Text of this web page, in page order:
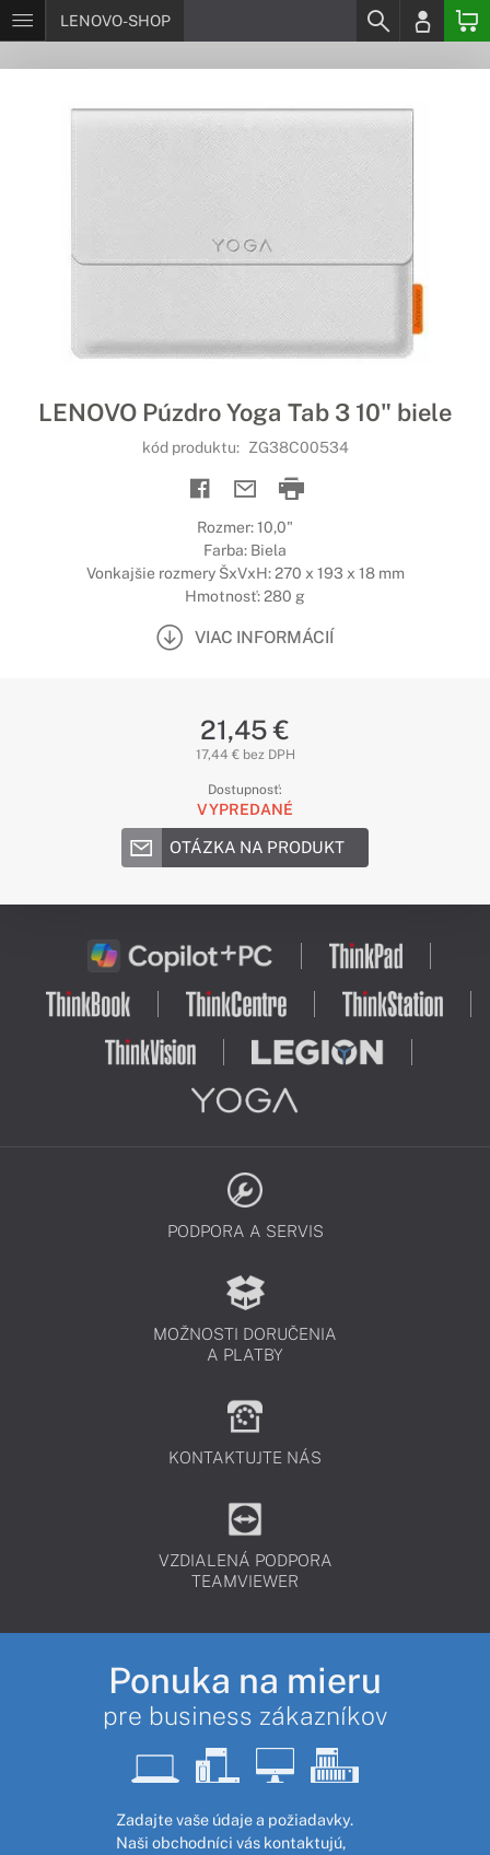
LENOVO-SHOP
LENOVO Púzdro Yoga Tab 3 10" biele
kód produktu: ZG38C00534
Rozmer: 10,0"
Farba: Biela
Vonkajšie rozmery ŠxVxH: 270 x 193 x 18 mm
Hmotnosť: 280 g
VIAC INFORMÁCIÍ
21,45 €
17,44 € bez DPH
Dostupnosť:
VYPREDANÉ
OTÁZKA NA PRODUKT
PODPORA A SERVIS
MOŽNOSTI DORUČENIA
A PLATBY
KONTAKTUJTE NÁS
VZDIALENÁ PODPORA
TEAMVIEWER
Ponuka na mieru
pre business zákazníkov
Zadajte vaše údaje a požiadavky.
Naši obchodníci vás kontaktujú,